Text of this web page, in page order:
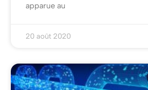
apparue au
20 août 2020